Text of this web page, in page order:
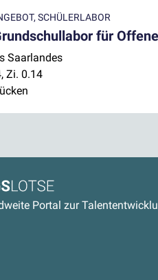
SCHÜLERLABOR
für
Saarlandes
Zi. 0.14
und
Portal zur